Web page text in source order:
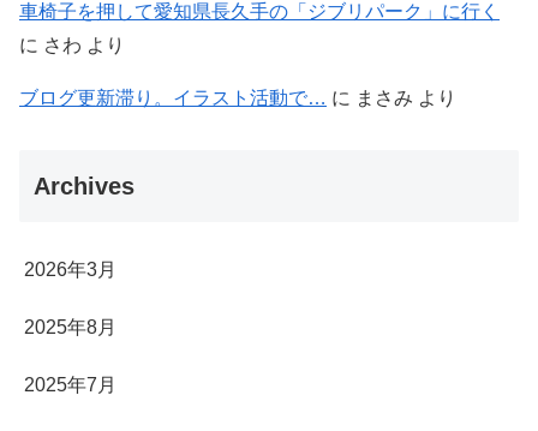
車椅子を押して愛知県長久手の「ジブリパーク」に行く
に さわ より
ブログ更新滞り。イラスト活動で… に まさみ より
Archives
2026年3月
2025年8月
2025年7月